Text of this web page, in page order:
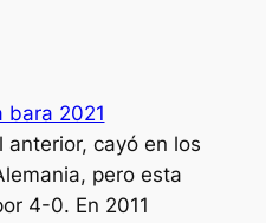
cayó en los
pero esta
4-0. En 2011